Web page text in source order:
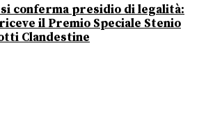
conferma presidio di legalità:
il Premio Speciale Stenio
Clandestine